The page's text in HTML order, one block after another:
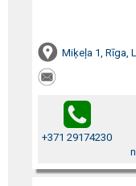
Miķeļa 1, Rīga,
+371 29174230